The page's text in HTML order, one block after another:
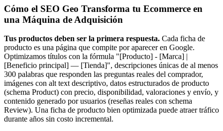
Cómo el SEO Geo Transforma tu Ecommerce en
una Máquina de Adquisición
Tus productos deben ser la primera respuesta. Cada ficha de
producto es una página que compite por aparecer en Google.
Optimizamos títulos con la fórmula "[Producto] - [Marca] |
[Beneficio principal] — [Tienda]", descripciones únicas de al menos
300 palabras que responden las preguntas reales del comprador,
imágenes con alt text descriptivo, datos estructurados de producto
(schema Product) con precio, disponibilidad, valoraciones y envío, y
contenido generado por usuarios (reseñas reales con schema
Review). Una ficha de producto bien optimizada puede atraer tráfico
durante años sin costo incremental.